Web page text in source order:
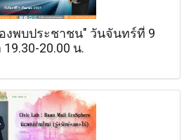
งพบประชาชน" วันจันทร์ที่ 9
20.00 น.